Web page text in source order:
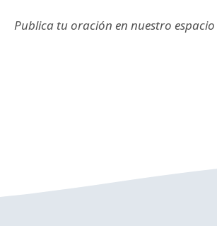
Publica tu oración en nuestro